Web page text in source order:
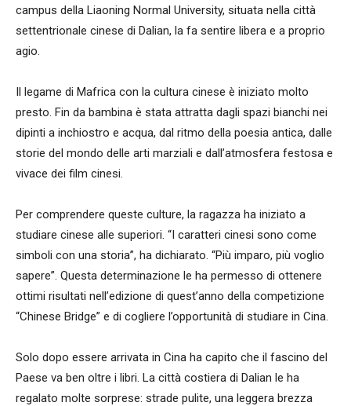
campus della Liaoning Normal University, situata nella città
settentrionale cinese di Dalian, la fa sentire libera e a proprio
agio.
Il legame di Mafrica con la cultura cinese è iniziato molto
presto. Fin da bambina è stata attratta dagli spazi bianchi nei
dipinti a inchiostro e acqua, dal ritmo della poesia antica, dalle
storie del mondo delle arti marziali e dall’atmosfera festosa e
vivace dei film cinesi.
Per comprendere queste culture, la ragazza ha iniziato a
studiare cinese alle superiori. “I caratteri cinesi sono come
simboli con una storia”, ha dichiarato. “Più imparo, più voglio
sapere”. Questa determinazione le ha permesso di ottenere
ottimi risultati nell’edizione di quest’anno della competizione
“Chinese Bridge” e di cogliere l’opportunità di studiare in Cina.
Solo dopo essere arrivata in Cina ha capito che il fascino del
Paese va ben oltre i libri. La città costiera di Dalian le ha
regalato molte sorprese: strade pulite, una leggera brezza